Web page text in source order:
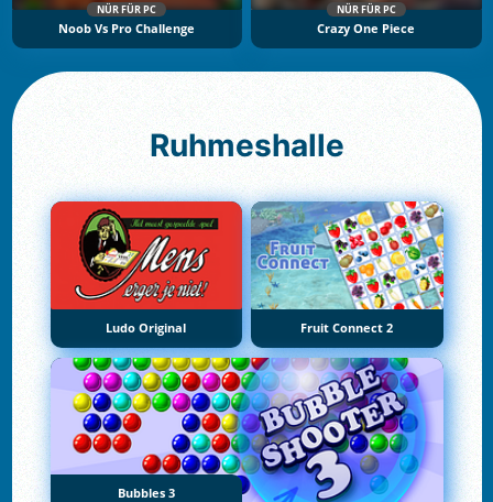
NÜR FÜR PC
Noob Vs Pro Challenge
NÜR FÜR PC
Crazy One Piece
Ruhmeshalle
Ludo Original Fruit Connect 2
Bubbles 3